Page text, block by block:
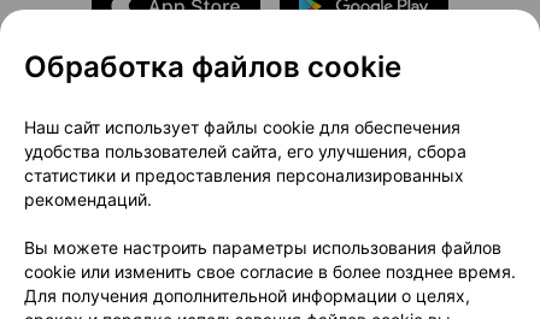
О проекте
Новости проекта
Размещение рекламы
Медицинский маркетинг
Публичный договор
Доставка
Способы оплаты
Вакансии
Партнеры
Написать руководителю 103.by
Обработка файлов cookie
Наш сайт использует файлы cookie для обеспечения
удобства пользователей сайта, его улучшения, сбора
статистики и предоставления персонализированных
рекомендаций.
Вы можете настроить параметры использования файлов
cookie или изменить свое согласие в более позднее время.
Для получения дополнительной информации о целях,